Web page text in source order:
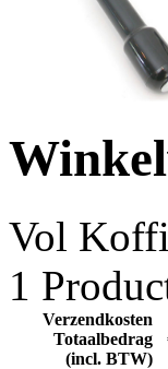
Vol
1
Verzendkosten
Totaalbedrag
(incl. BTW)